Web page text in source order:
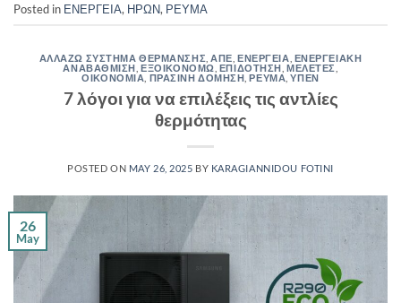
Posted in ΕΝΕΡΓΕΙΑ, ΗΡΩΝ, ΡΕΥΜΑ
ΑΛΛΑΖΩ ΣΥΣΤΗΜΑ ΘΕΡΜΑΝΣΗΣ ,ΑΠΕ ,ΕΝΕΡΓΕΙΑ ΕΝΕΡΓΕΙΑΚΗ
ΑΝΑΒΑΘΜΙΣΗ ,ΕΞΟΙΚΟΝΟΜΩ ΕΠΙΔΟΤΗΣΗ ,ΜΕΛΕΤΕΣ
ΟΙΚΟΝΟΜΙΑ ΠΡΑΣΙΝΗ ΔΟΜΗΣΗ ,ΡΕΥΜΑ ,ΥΠΕΝ
7 λόγοι για να επιλέξεις τις αντλίες
θερμότητας
POSTED ON MAY 26, 2025 BY KARAGIANNIDOU FOTINI
26
May